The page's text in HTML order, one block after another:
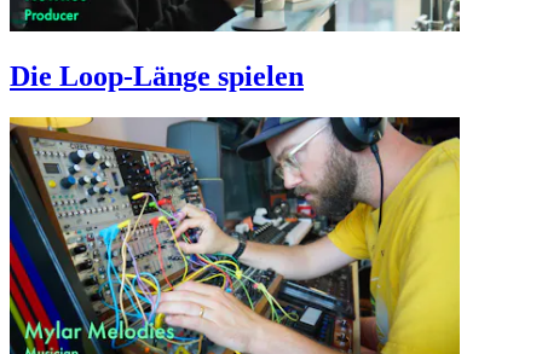
Die Loop-Länge spielen